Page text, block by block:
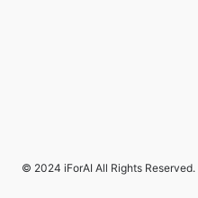
© 2024 iForAI All Rights Reserved.